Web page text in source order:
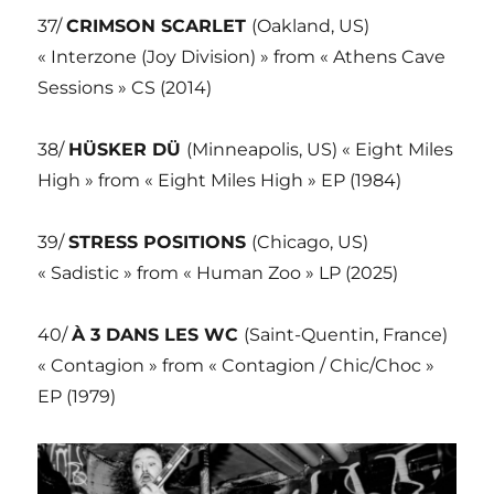
37/CRIMSON SCARLET (Oakland, US)
« Interzone (Joy Division) » from « Athens Cave
Sessions » CS (2014)
38/ HÜSKER DÜ (Minneapolis, US) « Eight Miles
High » from « Eight Miles High » EP (1984)
39/STRESS POSITIONS (Chicago, US)
« Sadistic » from « Human Zoo » LP (2025)
40/À 3 DANS LES WC (Saint-Quentin, France)
« Contagion » from « Contagion / Chic/Choc »
EP (1979)